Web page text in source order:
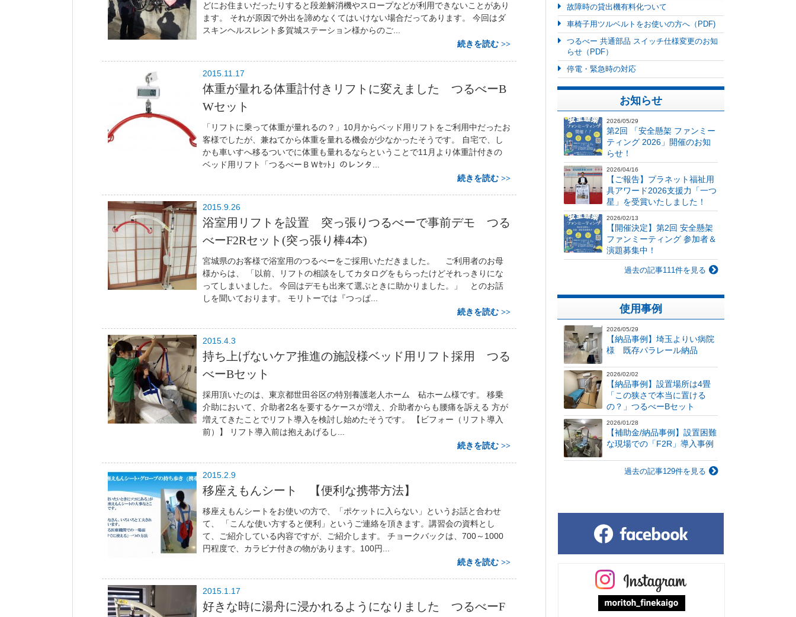
どにお住まいだったりすると段差解消機やスロープなどが利用できないことがあり
ます。 それが原因で外出を諦めなくてはいけない場合だってあります。 今回はダ
スキンヘルスレント多賀城ステーション様からのご...
続きを読む
2015.11.17
体重が量れる体重計付きリフトに変えました つるべーB
Wセット
「リフトに乗って体重が量れるの？」10月からベッド用リフトをご利用中だったお
客様でしたが、兼ねてから体重を量れる機会が少なかったそうです。 自宅で、し
かも車いすへ移るついでに体重も量れるならということで11月より体重計付きの
ベッド用リフト「つるべーＢＷｾｯﾄ」のレンタ...
続きを読む
2015.9.26
浴室用リフトを設置 突っ張りつるべーで事前デモ つる
べーF2Rセット(突っ張り棒4本)
宮城県のお客様で浴室用のつるべーをご採用いただきました。 ご利用者のお母
様からは、 「以前、リフトの相談をしてカタログをもらったけどそれっきりにな
ってしまいました。 今回はデモも出来て選ぶときに助かりました。」 とのお話
しを聞いております。 モリトーでは『つっぱ...
続きを読む
2015.4.3
持ち上げないケア推進の施設様ベッド用リフト採用 つる
べーBセット
採用頂いたのは、東京都世田谷区の特別養護老人ホーム 砧ホーム様です。 移乗
介助において、介助者2名を要するケースが増え、介助者からも腰痛を訴える 方が
増えてきたことでリフト導入を検討し始めたそうです。 【ビフォー（リフト導入
前）】 リフト導入前は抱えあげるし...
続きを読む
2015.2.9
移座えもんシート 【便利な携帯方法】
移座えもんシートをお使いの方で、「ポケットに入らない」というお話と合わせ
て、 「こんな使い方すると便利」というご連絡を頂きます。講習会の資料とし
て、ご紹介している内容ですが、ご紹介します。 チョークバックは、700～1000
円程度で、カラビナ付きの物があります。100円...
続きを読む
2015.1.17
好きな時に湯舟に浸かれるようになりました つるべーF
故障時の貸出機有料化ついて
車椅子用ツルベルトをお使いの方へ（PDF)
つるべー 共通部品 スイッチ仕様変更のお知
らせ（PDF）
停電・緊急時の対応
お知らせ
2026/05/29
第2回 「安全懸架 ファンミー
ティング 2026」開催のお知
らせ！
2026/04/16
【ご報告】プラネット福祉用
具アワード2026支援力「一つ
星」を受賞いたしました！
2026/02/13
【開催決定】第2回 安全懸架
ファンミーティング 参加者＆
演題募集中！
過去の記事111件を見る
使用事例
2026/05/29
【納品事例】埼玉よりい病院
様 既存パラレール納品
2026/02/02
【納品事例】設置場所は4畳
「この狭さで本当に置ける
の？」つるべーBセット
2026/01/28
【補助金/納品事例】設置困難
な現場での「F2R」導入事例
過去の記事129件を見る